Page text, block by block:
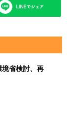
省検討、再